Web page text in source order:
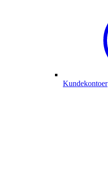
Kundekontoer